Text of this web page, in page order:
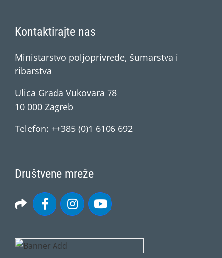
Kontaktirajte nas
Ministarstvo poljoprivrede, šumarstva i
ribarstva
Ulica Grada Vukovara 78
10 000 Zagreb
Telefon: ++385 (0)1 6106 692
Društvene mreže